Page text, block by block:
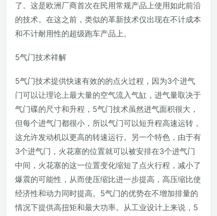
了。这是欧洲厂商首次在民用常规产品上使用如此前沿
的技术。在这之前，类似的革新技术仅出现在不计成本
和不计耐用性的超级跑车产品上。
5气门技术祥解
5气门技术提供快速有效的的点火过程，因为3个进气
门可以让理论上最大量的空气流入气缸，进气量取决于
气门碟的尺寸和升程，5气门技术虽然进气面积很大，
但每个进气门都很小，所以气门可以短升程高速运转，
这允许发动机以更高的转速运行。另一个特色，由于有
3个进气门，火花塞的位置就可以被安排在3个进气门
中间，火花塞的这一位置变化缩短了点火行程，减小了
爆震的可能性，从而使压缩比进一步提高，高压缩比使
经济性和动力同时提高。5气门的优势在不增加排量的
情况下提供高扭矩和最大功率。从工业设计上来说，5